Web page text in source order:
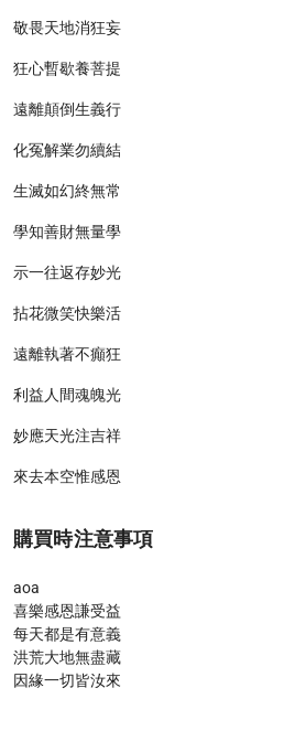
敬畏天地消狂妄
狂心暫歇養菩提
遠離顛倒生義行
化冤解業勿續結
生滅如幻終無常
學知善財無量學
示一往返存妙光
拈花微笑快樂活
遠離執著不癲狂
利益人間魂魄光
妙應天光注吉祥
來去本空惟感恩
購買時注意事項
aoa
喜樂感恩謙受益
每天都是有意義
洪荒大地無盡藏
因緣一切皆汝來